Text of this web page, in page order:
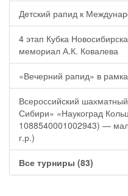
Детский рапид к
4 этап Кубка
мемориал А.К. Ковалева
«Вечерний рапид» в
Всероссийский
Сибири» «Наукоград
1088540001002943) —
г.р.)
Все турниры (83)